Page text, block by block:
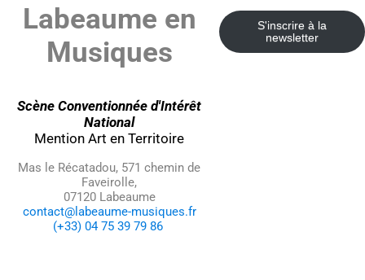
Labeaume en
Musiques
Scène Conventionnée d'Intérêt
National
Mention Art en Territoire
Mas le Récatadou, 571 chemin de
Faveirolle,
07120 Labeaume
contact@labeaume-musiques.fr
(+33) 04 75 39 79 86
S'inscrire à la
newsletter